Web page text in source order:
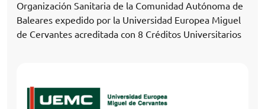
Organización Sanitaria de la Comunidad Autónoma de
Baleares expedido por la Universidad Europea Miguel
de Cervantes acreditada con 8 Créditos Universitarios